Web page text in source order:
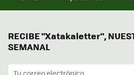
RECIBE "Xatakaletter",
SEMANAL